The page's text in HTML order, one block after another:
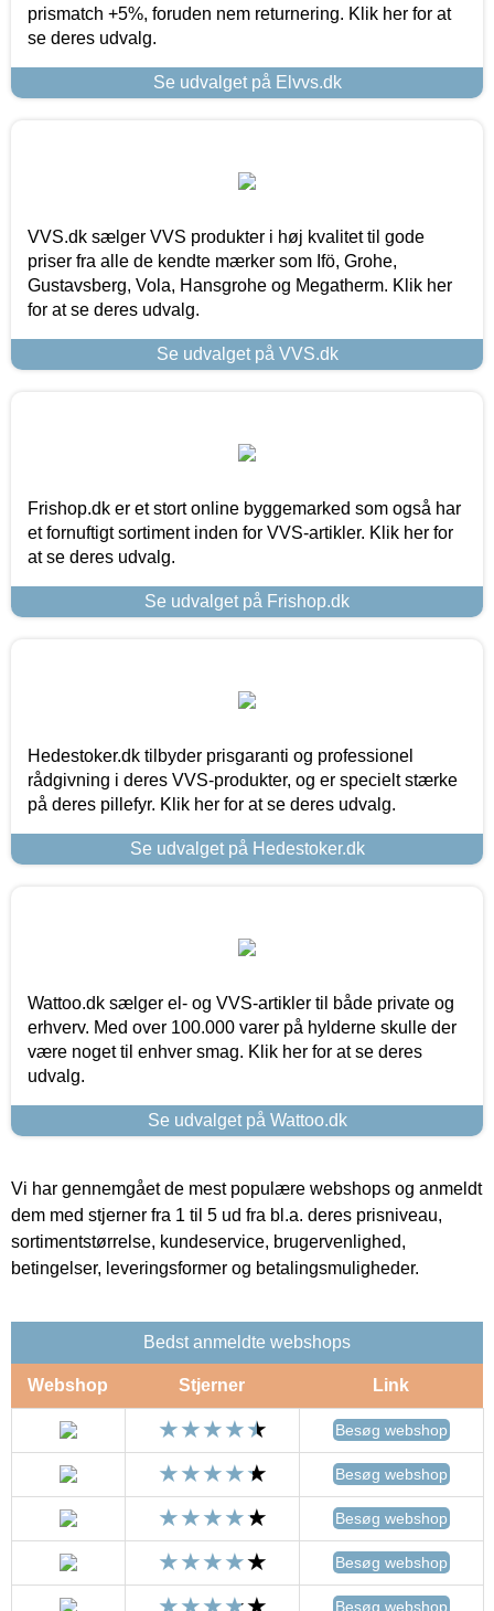
prismatch +5%, foruden nem returnering. Klik her for at
se deres udvalg.
Se udvalget på Elvvs.dk
VVS.dk sælger VVS produkter i høj kvalitet til gode
priser fra alle de kendte mærker som Ifö, Grohe,
Gustavsberg, Vola, Hansgrohe og Megatherm. Klik her
for at se deres udvalg.
Se udvalget på VVS.dk
Frishop.dk er et stort online byggemarked som også har
et fornuftigt sortiment inden for VVS-artikler. Klik her for
at se deres udvalg.
Se udvalget på Frishop.dk
Hedestoker.dk tilbyder prisgaranti og professionel
rådgivning i deres VVS-produkter, og er specielt stærke
på deres pillefyr. Klik her for at se deres udvalg.
Se udvalget på Hedestoker.dk
Wattoo.dk sælger el- og VVS-artikler til både private og
erhverv. Med over 100.000 varer på hylderne skulle der
være noget til enhver smag. Klik her for at se deres
udvalg.
Se udvalget på Wattoo.dk
Vi har gennemgået de mest populære webshops og anmeldt
dem med stjerner fra 1 til 5 ud fra bl.a. deres prisniveau,
sortimentstørrelse, kundeservice, brugervenlighed,
betingelser, leveringsformer og betalingsmuligheder.
Bedst anmeldte webshops
Webshop Stjerner Link
Besøg webshop
Besøg webshop
Besøg webshop
Besøg webshop
Besøg webshop